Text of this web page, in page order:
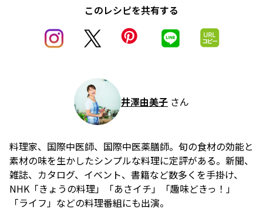
このレシピを共有する
井澤由美子 さん
料理家、国際中医師、国際中医薬膳師。旬の食材の効能と
素材の味を生かしたシンプルな料理に定評がある。新聞、
雑誌、カタログ、イベント、書籍など数多くを手掛け、
NHK「きょうの料理」「あさイチ」「趣味どきっ！」
「ライフ」などの料理番組にも出演。